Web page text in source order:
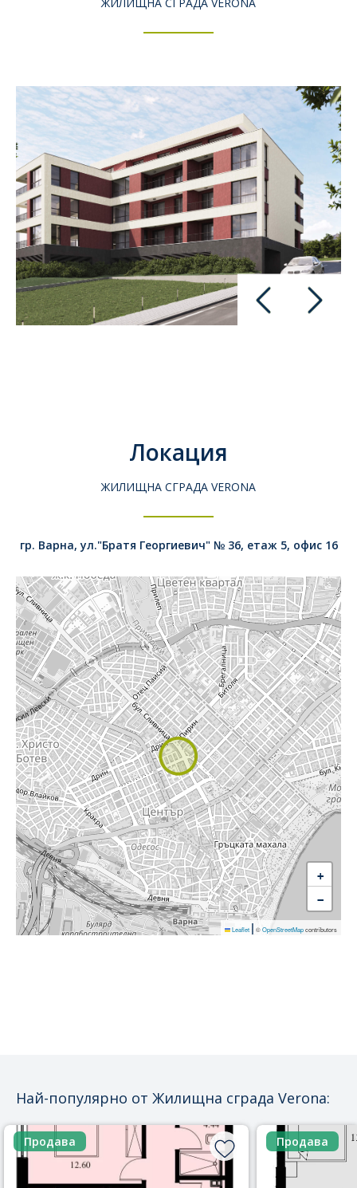
ЖИЛИЩНА СГРАДА VERONA
Локация
ЖИЛИЩНА СГРАДА VERONA
гр. Варна, ул."Братя Георгиевич" № 36, етаж 5, офис 16
+
−
Leaflet | ©OpenStreetMapcontributors
Най-популярно от Жилищна сграда Verona:
Продава Продава